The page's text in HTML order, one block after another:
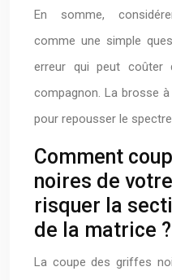
En somme,
comme une simple
erreur qui peut coûter
compagnon. La brosse
pour repousser le
Comment
noires de
risquer la
de la matrice ?
La coupe des griffes